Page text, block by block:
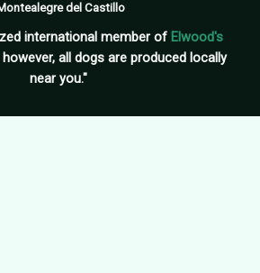
del Castillo
international member of Elwood's
however, all dogs are produced locally
near you."